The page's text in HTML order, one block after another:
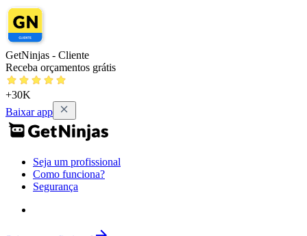
GetNinjas - Cliente
Receba orçamentos grátis
+30K
Baixar app
Seja um profissional
Como funciona?
Segurança